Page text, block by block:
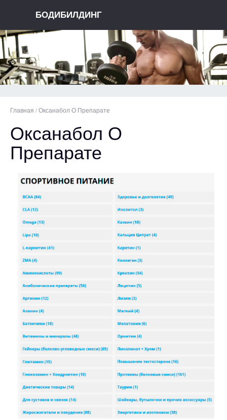
БОДИБИЛДИНГ
Главная / Оксанабол О Препарате
Оксанабол О
Препарате